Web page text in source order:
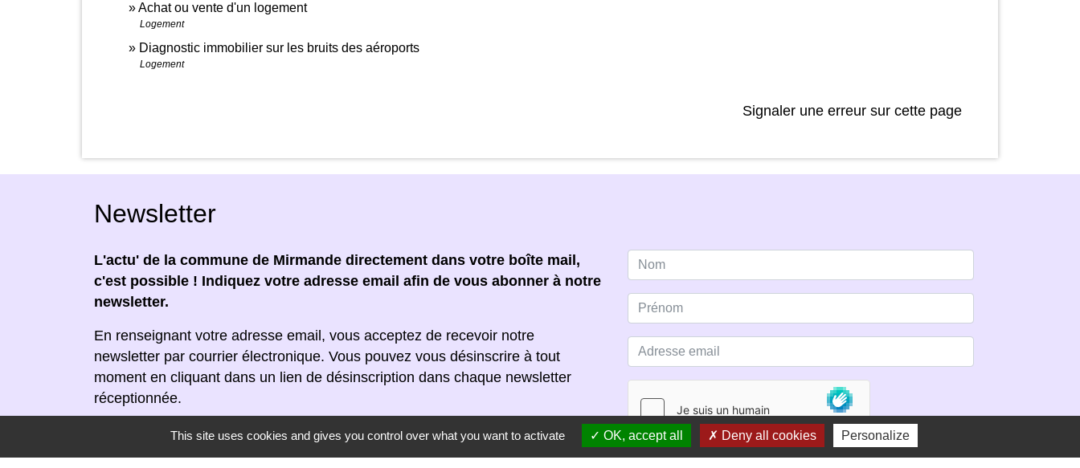
Achat ou vente d'un logement
Logement
Diagnostic immobilier sur les bruits des aéroports
Logement
Signaler une erreur sur cette page
Newsletter
L'actu' de la commune de Mirmande directement dans votre boîte mail,
c'est possible ! Indiquez votre adresse email afin de vous abonner à notre
newsletter.
En renseignant votre adresse email, vous acceptez de recevoir notre
newsletter par courrier électronique. Vous pouvez vous désinscrire à tout
moment en cliquant dans un lien de désinscription dans chaque newsletter
réceptionnée.
This site uses cookies and gives you control over what you want to activate OK, accept all Deny all cookies Personalize